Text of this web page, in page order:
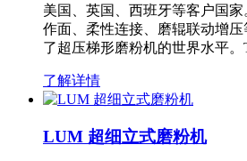
美国、英国、西班牙等客户国
作面、柔性连接、磨辊联动增
了超压梯形磨粉机的世界水平
了解详情
LUM 超细立式磨粉机